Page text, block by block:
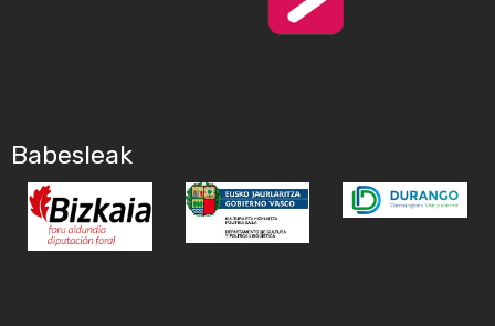
Babesleak